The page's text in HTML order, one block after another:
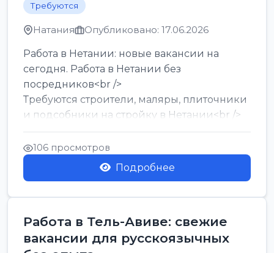
Требуются
Натания Опубликовано: 17.06.2026
Работа в Нетании: новые вакансии на
сегодня. Работа в Нетании без
посредников<br />
Требуются строители, маляры, плиточники
и подсобники на стройку в Нетании<br />
Срочно требуются горничные, уборщи...
106 просмотров
Подробнее
Работа в Тель-Авиве: свежие
вакансии для русскоязычных